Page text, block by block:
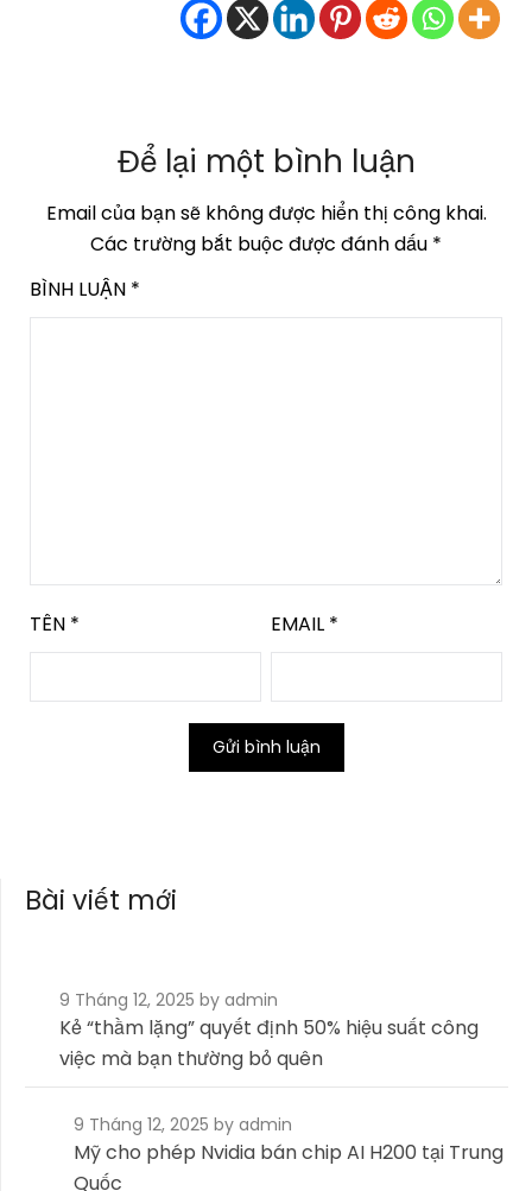
Để lại một bình luận
Email của bạn sẽ không được hiển thị công khai.
Các trường bắt buộc được đánh dấu *
BÌNH LUẬN *
TÊN * EMAIL *
Bài viết mới
9 Tháng 12, 2025by admin
Kẻ “thầm lặng” quyết định 50% hiệu suất công
việc mà bạn thường bỏ quên
9 Tháng 12, 2025 by admin
Mỹ cho phép Nvidia bán chip AI H200 tại Trung
Quốc